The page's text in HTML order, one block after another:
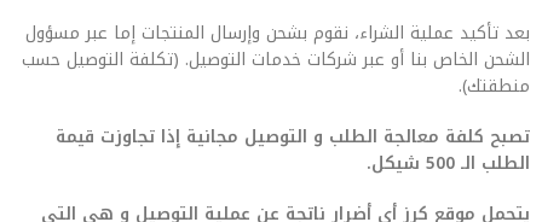
بعد تأكيد عملية الشراء، نقوم بشحن وإرسال المنتجات إما عبر مسؤول
الشحن الخاص بنا أو عبر شركات خدمات التوصيل. (تكلفة التوصيل حسب
منطقتك).
تصبح كلفة معالجة الطلب و التوصيل مجانية إذا تجاوزت قيمة
الطلب الـ 500 شيكل.
يتحمل موقع كرز أي أضرار ناتجة عن عملية التوصيل و هي التي